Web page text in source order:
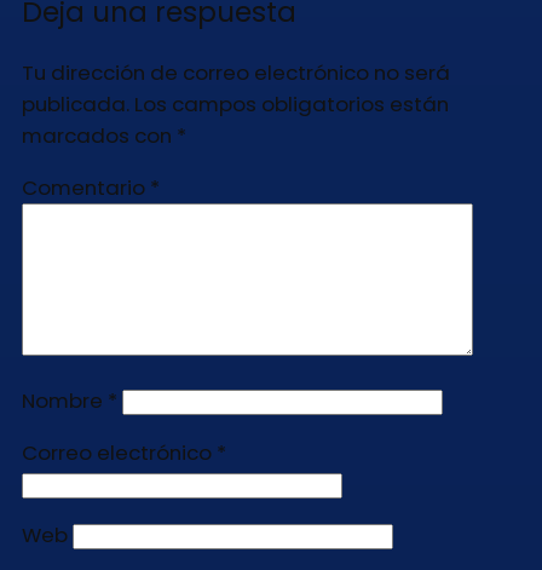
Deja una respuesta
Tu dirección de correo electrónico no será
publicada. Los campos obligatorios están
marcados con *
Comentario *
Nombre *
Correo electrónico *
Web